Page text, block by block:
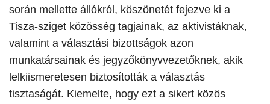
során mellette állókról, köszönetét fejezve ki a
Tisza-sziget közösség tagjainak, az aktivistáknak,
valamint a választási bizottságok azon
munkatársainak és jegyzőkönyvvezetőknek, akik
lelkiismeretesen biztosították a választás
tisztaságát. Kiemelte, hogy ezt a sikert közös